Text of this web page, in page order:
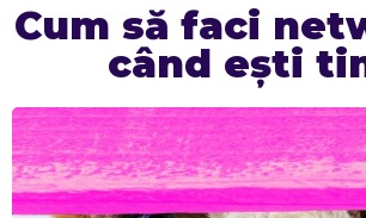
Cum să faci
când ești